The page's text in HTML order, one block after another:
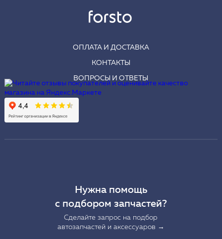
ОПЛАТА И ДОСТАВКА
КОНТАКТЫ
ВОПРОСЫ И ОТВЕТЫ
Нужна помощь
с подбором запчастей?
Сделайте запрос на подбор
автозапчастей и аксессуаров →